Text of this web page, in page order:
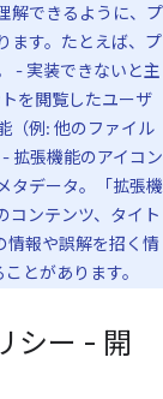
解できるように、プ
ます。たとえば、プ
- 実装できないと主
を閲覧したユーザ
（例: 他のファイル
拡張機能のアイコン
タデータ。「拡張機
コンテンツ、タイト
情報や誤解を招く情
とがあります。
シー - 開